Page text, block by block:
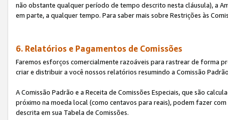
não obstante qualquer período de tempo descrito nesta cláusula), a
em parte, a qualquer tempo. Para saber mais sobre Restrições às
6. Relatórios e Pagamentos de Comissões
Faremos esforços comercialmente razoáveis para rastrear de forma
criar e distribuir a você nossos relatórios resumindo a Comissão
A Comissão Padrão e a Receita de Comissões Especiais, que são
próximo na moeda local (como centavos para reais), podem fazer
descrita em sua Tabela de Comissões.